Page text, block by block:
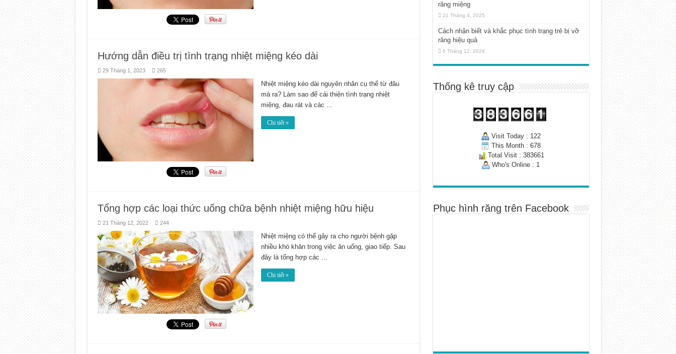
Hướng dẫn điều trị tình trạng nhiệt miệng kéo dài
29 Tháng 1, 2023 265
Nhiệt miệng kéo dài nguyên nhân cụ thể từ đâu
mà ra? Làm sao để cải thiện tình trạng nhiệt
miệng, đau rát và các ...
Chi tiết »
Tổng hợp các loại thức uống chữa bệnh nhiệt miệng hữu hiệu
21 Tháng 12, 2022 244
Nhiệt miệng có thể gây ra cho người bệnh gặp
nhiều khó khăn trong việc ăn uống, giao tiếp. Sau
đây là tổng hợp các ...
Chi tiết »
răng miệng
21 Tháng 4, 2025
Cách nhận biết và khắc phục tình trạng trẻ bị vỡ
răng hiệu quả
6 Tháng 12, 2024
Thống kê truy cập
Visit Today : 122
This Month : 678
Total Visit : 383661
Who's Online : 1
Phục hình răng trên Facebook